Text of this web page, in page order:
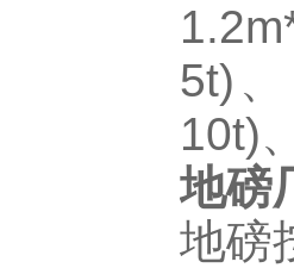
5t)
10t)
地磅
地磅